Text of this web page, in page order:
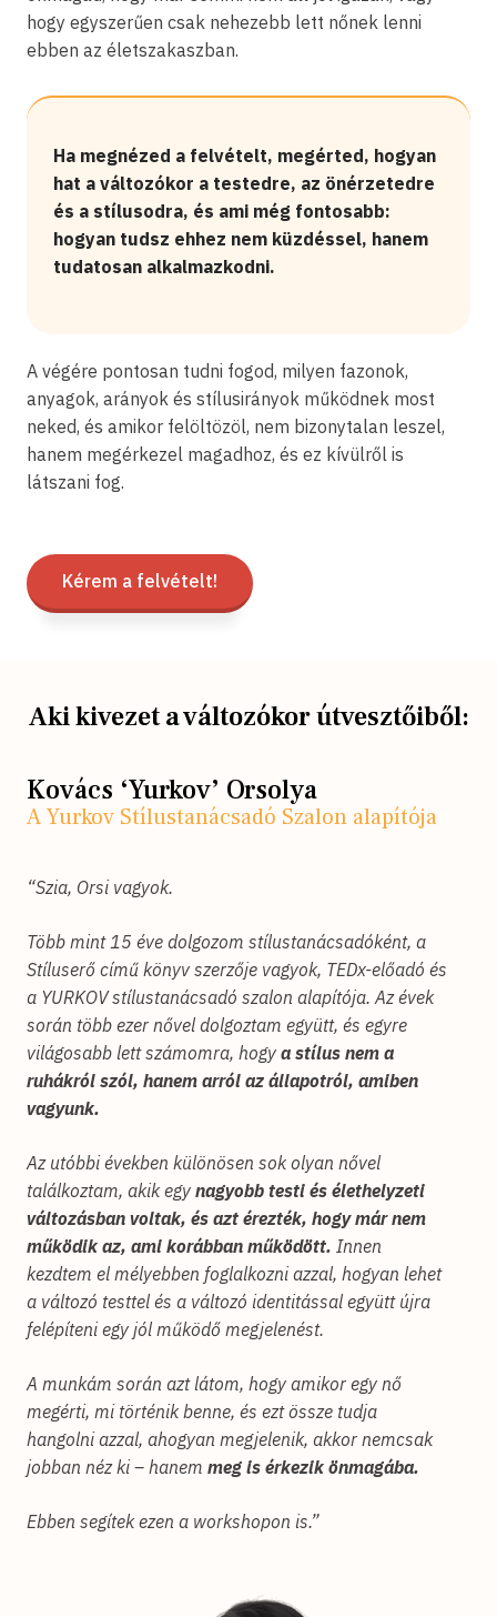
hogy egyszerűen csak nehezebb lett nőnek lenni
ebben az életszakaszban.
Ha megnézed a felvételt, megérted, hogyan
hat a változókor a testedre, az önérzetedre
és a stílusodra, és ami még fontosabb:
hogyan tudsz ehhez nem küzdéssel, hanem
tudatosan alkalmazkodni.
A végére pontosan tudni fogod, milyen fazonok,
anyagok, arányok és stílusirányok működnek most
neked, és amikor felöltözöl, nem bizonytalan leszel,
hanem megérkezel magadhoz, és ez kívülről is
látszani fog.
Kérem a felvételt!
Aki kivezet a változókor útvesztőiből:
Kovács ‘Yurkov’ Orsolya
A Yurkov Stílustanácsadó Szalon alapítója
“Szia, Orsi vagyok.
Több mint 15 éve dolgozom stílustanácsadóként, a
Stíluserő című könyv szerzője vagyok, TEDx-előadó és
a YURKOV stílustanácsadó szalon alapítója. Az évek
során több ezer nővel dolgoztam együtt, és egyre
világosabb lett számomra, hogy a stílus nem a
ruhákról szól, hanem arról az állapotról, amiben
vagyunk.
Az utóbbi években különösen sok olyan nővel
találkoztam, akik egy nagyobb testi és élethelyzeti
változásban voltak, és azt érezték, hogy már nem
működik az, ami korábban működött. Innen
kezdtem el mélyebben foglalkozni azzal, hogyan lehet
a változó testtel és a változó identitással együtt újra
felépíteni egy jól működő megjelenést.
A munkám során azt látom, hogy amikor egy nő
megérti, mi történik benne, és ezt össze tudja
hangolni azzal, ahogyan megjelenik, akkor nemcsak
jobban néz ki – hanem meg is érkezik önmagába.
Ebben segítek ezen a workshopon is.”